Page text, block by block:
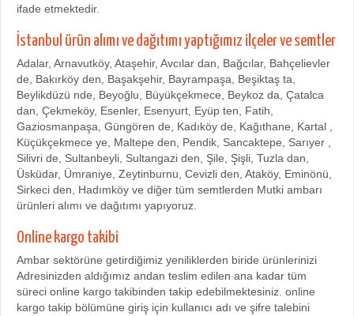
ifade etmektedir.
İstanbul ürün alımı ve dağıtımı yaptığımız ilçeler ve semtler
Adalar, Arnavutköy, Ataşehir, Avcılar dan, Bağcılar, Bahçelievler
de, Bakırköy den, Başakşehir, Bayrampaşa, Beşiktaş ta,
Beylikdüzü nde, Beyoğlu, Büyükçekmece, Beykoz da, Çatalca
dan, Çekmeköy, Esenler, Esenyurt, Eyüp ten, Fatih,
Gaziosmanpaşa, Güngören de, Kadıköy de, Kağıthane, Kartal ,
Küçükçekmece ye, Maltepe den, Pendik, Sancaktepe, Sarıyer ,
Silivri de, Sultanbeyli, Sultangazi den, Şile, Şişli, Tuzla dan,
Üsküdar, Ümraniye, Zeytinburnu, Cevizli den, Ataköy, Eminönü,
Sirkeci den, Hadımköy ve diğer tüm semtlerden Mutki ambarı
ürünleri alımı ve dağıtımı yapıyoruz.
Online kargo takibi
Ambar sektörüne getirdiğimiz yeniliklerden biride ürünlerinizi
Adresinizden aldığımız andan teslim edilen ana kadar tüm
süreci online kargo takibinden takip edebilmektesiniz. online
kargo takip bölümüne giriş için kullanıcı adı ve şifre talebini